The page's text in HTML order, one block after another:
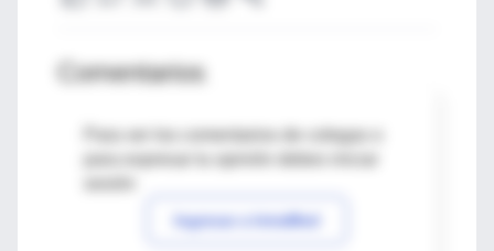
Comentarios
Para ver los comentarios de colegas o
Ingresar a IntraMed